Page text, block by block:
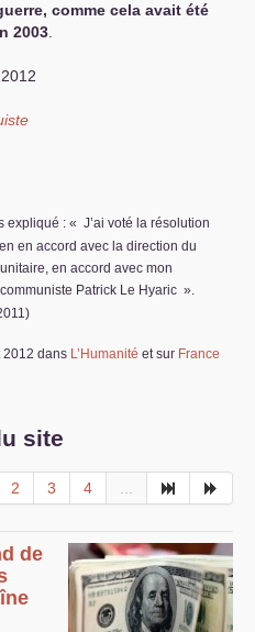
comme cela avait été
2003
expliqué : « J’ai voté la résolution
en accord avec la direction du
en accord avec mon
Patrick Le Hyaric ».
2012 dans L’Humanité et sur France
site
2 3 4
de